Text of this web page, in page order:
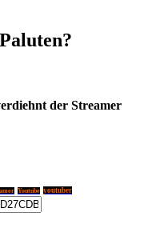
der Streamer
Youtube youtuber